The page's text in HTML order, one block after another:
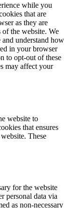
while you
that are
as they are
the website. We
understand how
in your browser
to opt-out of these
may affect your
website to
that ensures
These
for the website
personal data via
as non-necessary